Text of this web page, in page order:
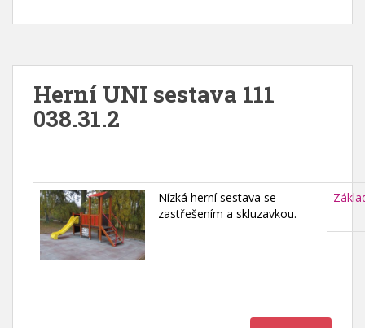
Herní UNI sestava 111
038.31.2
Nízká herní sestava se
zastřešením a skluzavkou.